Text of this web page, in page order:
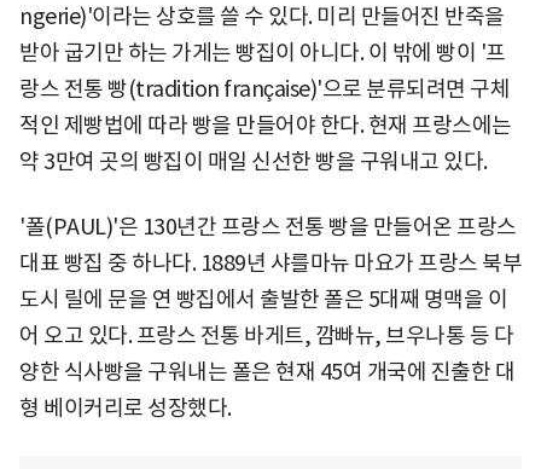
ngerie)'이라는 상호를 쓸 수 있다. 미리 만들어진 반죽을
받아 굽기만 하는 가게는 빵집이 아니다. 이 밖에 빵이 '프
랑스 전통 빵(tradition française)'으로 분류되려면 구체
적인 제빵법에 따라 빵을 만들어야 한다. 현재 프랑스에는
약 3만여 곳의 빵집이 매일 신선한 빵을 구워내고 있다.
'폴(PAUL)'은 130년간 프랑스 전통 빵을 만들어온 프랑스
대표 빵집 중 하나다. 1889년 샤를마뉴 마요가 프랑스 북부
도시 릴에 문을 연 빵집에서 출발한 폴은 5대째 명맥을 이
어 오고 있다. 프랑스 전통 바게트, 깜빠뉴, 브우나통 등 다
양한 식사빵을 구워내는 폴은 현재 45여 개국에 진출한 대
형 베이커리로 성장했다.